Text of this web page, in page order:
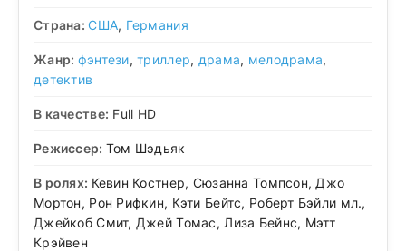
Страна:США, Германия
Жанр: фэнтези,триллер, драма, мелодрама,
детектив
В качестве: Full HD
Режиссер: Том Шэдьяк
В ролях: Кевин Костнер, Сюзанна Томпсон, Джо
Мортон, Рон Рифкин, Кэти Бейтс, Роберт Бэйли мл.,
Джейкоб Смит, Джей Томас, Лиза Бейнс, Мэтт
Крэйвен